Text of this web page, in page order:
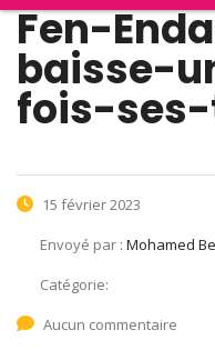
Fen-
baisse-
fois-
15 février 2023
Envoyé par : Mohamed
Catégorie:
Aucun commentaire